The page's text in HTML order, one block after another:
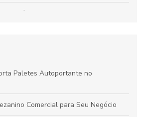
é a Solução Ideal para Organizar
de Aço 6 Prateleiras Reforçada
Paletes Autoportante no
Comercial para Seu Negócio